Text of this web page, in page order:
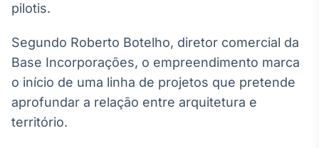
pilotis.
Segundo Roberto Botelho, diretor comercial da
Base Incorporações, o empreendimento marca
o início de uma linha de projetos que pretende
aprofundar a relação entre arquitetura e
território.